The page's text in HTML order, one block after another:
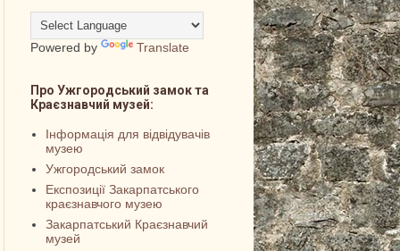
Powered by Translate
Про Ужгородський замок та
Краєзнавчий музей:
Інформація для відвідувачів
музею
Ужгородський замок
Експозиції Закарпатського
краєзнавчого музею
Закарпатський Краєзнавчий
музей